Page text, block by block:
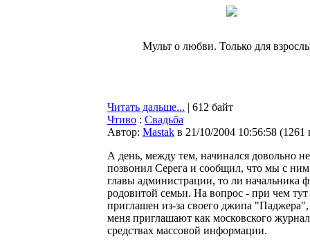
Мульт о любви. Только для
Читать дальше... | 612 байт
Чтиво : Свадьба
Автор: Мastak в 21/10/2004 10:56:58 (1261
А день, между тем, начинался довольно
позвонил Серега и сообщил, что мы с
главы администрации, то ли начальника
родовитой семьи. На вопрос - при чем тут
приглашен из-за своего джипа
меня приглашают как московского
средствах массовой информации.